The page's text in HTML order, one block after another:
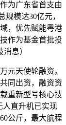
为广东省首支由
模达30亿元，
，优先赋能粤港
作为基金首批投
息）
元天使轮融资。
同出资，融资资
重新型号核心技
人直升机已实现
公斤，最大航程